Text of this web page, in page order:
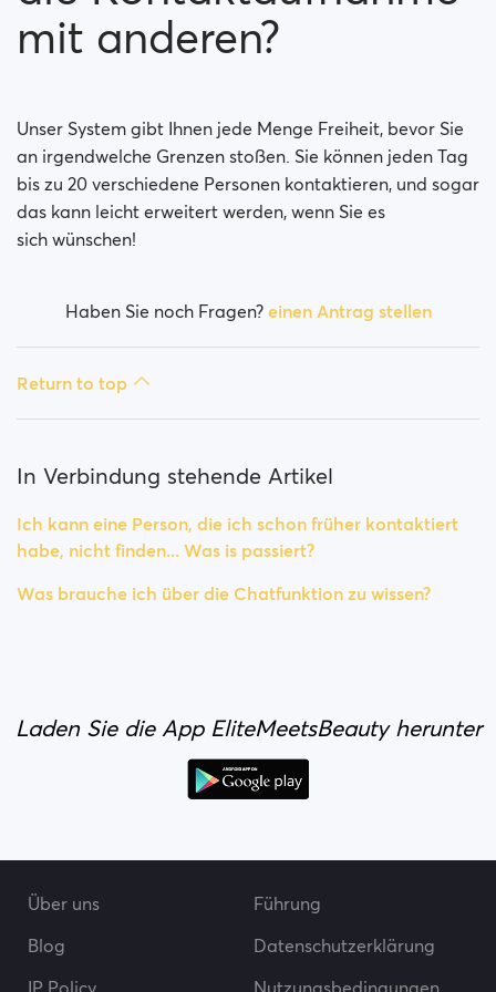
mit anderen?
Unser System gibt Ihnen jede Menge Freiheit, bevor Sie
an irgendwelche Grenzen stoßen. Sie können jeden Tag
bis zu 20 verschiedene Personen kontaktieren, und sogar
das kann leicht erweitert werden, wenn Sie es
sich wünschen!
Haben Sie noch Fragen? einen Antrag stellen
Return to top
In Verbindung stehende Artikel
Ich kann eine Person, die ich schon früher kontaktiert
habe, nicht finden... Was is passiert?
Was brauche ich über die Chatfunktion zu wissen?
Laden Sie die App EliteMeetsBeauty herunter
Über uns
Führung
Blog
Datenschutzerklärung
IP Policy
Nutzungsbedingungen